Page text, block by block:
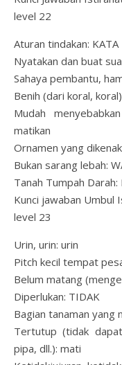
level 22
Aturan tindakan: KATA
Nyatakan dan buat
Sahaya pembantu,
Benih (dari koral,
Mudah
matikan
Ornamen yang
Bukan sarang lebah:
Tanah Tumpah Darah:
Kunci jawaban Umbul
level 23
Urin, urin: urin
Pitch kecil tempat
Belum matang
Diperlukan: TIDAK
Bagian tanaman yang
Tertutup (tidak
pipa, dll.): mati